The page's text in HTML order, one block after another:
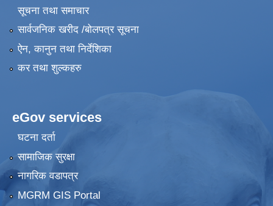
सूचना तथा समाचार
सार्वजनिक खरीद /बोलपत्र सूचना
ऐन, कानुन तथा निर्देशिका
कर तथा शुल्कहरु
eGov services
घटना दर्ता
सामाजिक सुरक्षा
नागरिक वडापत्र
MGRM GIS Portal